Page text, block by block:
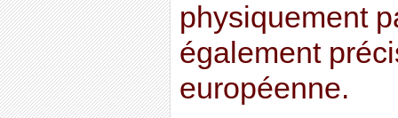
physiquement
également
européenne.